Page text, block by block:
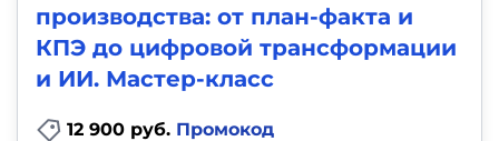
производства: от план-факта и
КПЭ до цифровой трансформации
и ИИ. Мастер-класс
12 900 руб. Промокод